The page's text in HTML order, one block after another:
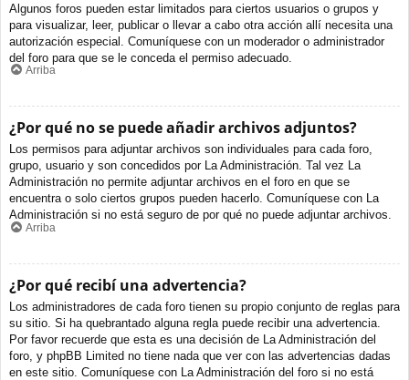
Algunos foros pueden estar limitados para ciertos usuarios o grupos y
para visualizar, leer, publicar o llevar a cabo otra acción allí necesita una
autorización especial. Comuníquese con un moderador o administrador
del foro para que se le conceda el permiso adecuado.
Arriba
¿Por qué no se puede añadir archivos adjuntos?
Los permisos para adjuntar archivos son individuales para cada foro,
grupo, usuario y son concedidos por La Administración. Tal vez La
Administración no permite adjuntar archivos en el foro en que se
encuentra o solo ciertos grupos pueden hacerlo. Comuníquese con La
Administración si no está seguro de por qué no puede adjuntar archivos.
Arriba
¿Por qué recibí una advertencia?
Los administradores de cada foro tienen su propio conjunto de reglas para
su sitio. Si ha quebrantado alguna regla puede recibir una advertencia.
Por favor recuerde que esta es una decisión de La Administración del
foro, y phpBB Limited no tiene nada que ver con las advertencias dadas
en este sitio. Comuníquese con La Administración del foro si no está